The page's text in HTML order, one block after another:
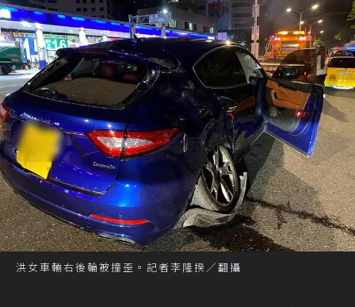
洪女車輛右後輪被撞歪。記者李隆揆／翻攝